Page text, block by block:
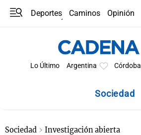
Deportes Caminos
Opinión
Lo Último Argentina Córdoba
Sociedad
Sociedad Investigación abierta